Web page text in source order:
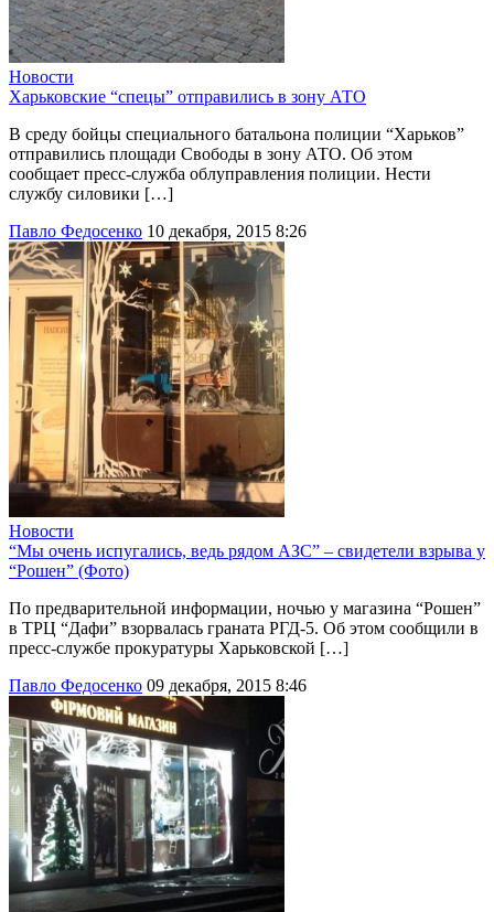
Новости
Харьковские “спецы” отправились в зону АТО
В среду бойцы специального батальона полиции “Харьков”
отправились площади Свободы в зону АТО. Об этом
сообщает пресс-служба облуправления полиции. Нести
службу силовики […]
Павло Федосенко 10 декабря, 2015 8:26
Новости
“Мы очень испугались, ведь рядом АЗС” – свидетели взрыва у
“Рошен” (Фото)
По предварительной информации, ночью у магазина “Рошен”
в ТРЦ “Дафи” взорвалась граната РГД-5. Об этом сообщили в
пресс-службе прокуратуры Харьковской […]
Павло Федосенко 09 декабря, 2015 8:46